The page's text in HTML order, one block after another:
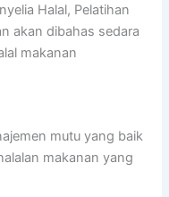
Halal, Pelatihan
akan dibahas sedara
makanan
mutu yang baik
makanan yang